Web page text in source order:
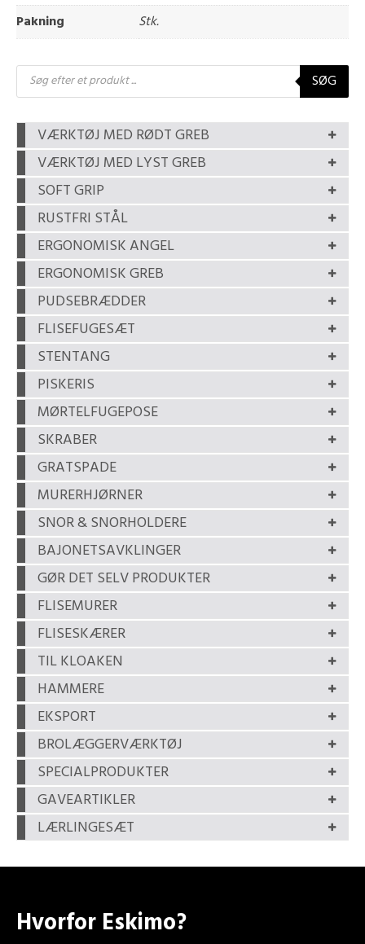
Pakning
Stk.
Products
search SØG
VÆRKTØJ MED RØDT GREB
VÆRKTØJ MED LYST GREB
SOFT GRIP
RUSTFRI STÅL
ERGONOMISK ANGEL
ERGONOMISK GREB
PUDSEBRÆDDER
FLISEFUGESÆT
STENTANG
PISKERIS
MØRTELFUGEPOSE
SKRABER
GRATSPADE
MURERHJØRNER
SNOR & SNORHOLDERE
BAJONETSAVKLINGER
GØR DET SELV PRODUKTER
FLISEMURER
FLISESKÆRER
TIL KLOAKEN
HAMMERE
EKSPORT
BROLÆGGERVÆRKTØJ
SPECIALPRODUKTER
GAVEARTIKLER
LÆRLINGESÆT
Hvorfor Eskimo?